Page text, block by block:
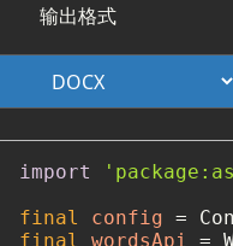
输出格式
import
final
config =
final
wordsApi =